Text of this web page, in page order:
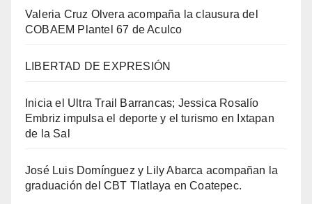
Valeria Cruz Olvera acompaña la clausura del
COBAEM Plantel 67 de Aculco
LIBERTAD DE EXPRESIÓN
Inicia el Ultra Trail Barrancas; Jessica Rosalío
Embriz impulsa el deporte y el turismo en Ixtapan
de la Sal
José Luis Domínguez y Lily Abarca acompañan la
graduación del CBT Tlatlaya en Coatepec.